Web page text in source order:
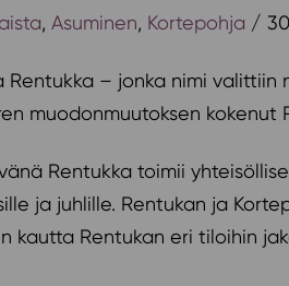
, Asuminen, Kortepohja /
Rentukka – jonka nimi valittiin
muodonmuutoksen
Rentukka toimii
ja juhlille. Rentukan ja
kautta Rentukan eri tiloihin